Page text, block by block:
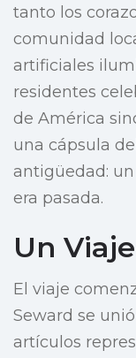
tanto los
comunidad
artificiales
residentes
de América
una cápsula
antigüedad:
era pasada.
Un
El viaje
Seward se
artículos